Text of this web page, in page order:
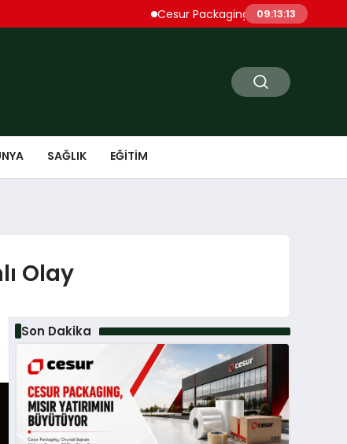
Cesur Packaging, Mısır’daki Üretim
09:13:14
SAĞLIK EĞITIM
Olay
Son Dakika